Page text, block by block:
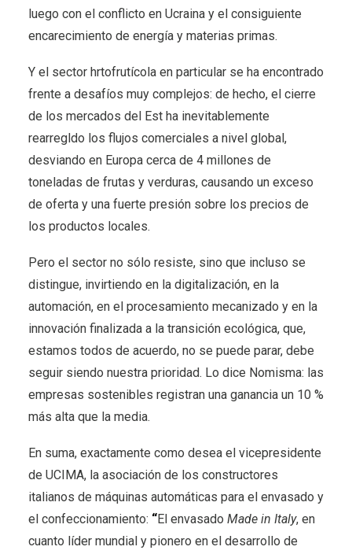
luego con el conflicto en Ucraina y el consiguiente
encarecimiento de energía y materias primas.
Y el sector hrtofrutícola en particular se ha encontrado
frente a desafíos muy complejos: de hecho, el cierre
de los mercados del Est ha inevitablemente
rearregldo los flujos comerciales a nivel global,
desviando en Europa cerca de 4 millones de
toneladas de frutas y verduras, causando un exceso
de oferta y una fuerte presión sobre los precios de
los productos locales.
Pero el sector no sólo resiste, sino que incluso se
distingue, invirtiendo en la digitalización, en la
automación, en el procesamiento mecanizado y en la
innovación finalizada a la transición ecológica, que,
estamos todos de acuerdo, no se puede parar, debe
seguir siendo nuestra prioridad. Lo dice Nomisma: las
empresas sostenibles registran una ganancia un 10 %
más alta que la media.
En suma, exactamente como desea el vicepresidente
de UCIMA, la asociación de los constructores
italianos de máquinas automáticas para el envasado y
el confeccionamiento: “El envasado Made in Italy, en
cuanto líder mundial y pionero en el desarrollo de